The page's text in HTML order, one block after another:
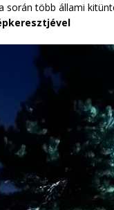
során több állami